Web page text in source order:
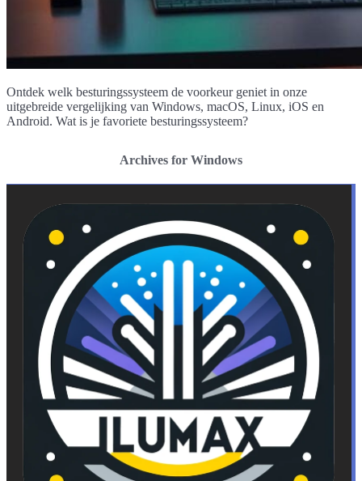
Ontdek welk besturingssysteem de voorkeur geniet in onze
uitgebreide vergelijking van Windows, macOS, Linux, iOS en
Android. Wat is je favoriete besturingssysteem?
Archives for Windows